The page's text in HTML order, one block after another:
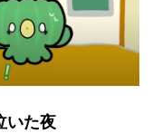
いた夜